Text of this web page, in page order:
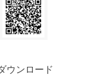
ウンロード